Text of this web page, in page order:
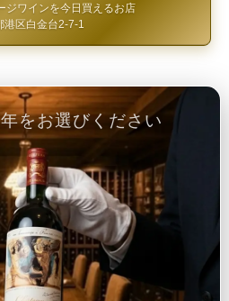
ジワインを今日買えるお店
港区白金台2-7-1
をお選びください